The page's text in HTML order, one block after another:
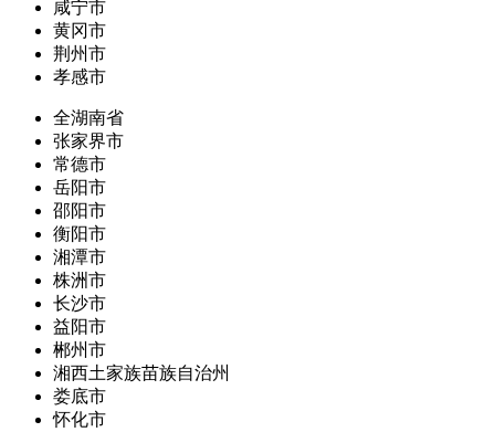
咸宁市
黄冈市
荆州市
孝感市
全湖南省
张家界市
常德市
岳阳市
邵阳市
衡阳市
湘潭市
株洲市
长沙市
益阳市
郴州市
湘西土家族苗族自治州
娄底市
怀化市